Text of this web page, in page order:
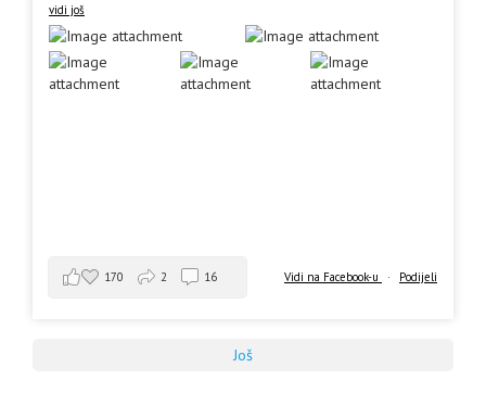
vidi još
Vidi na Facebook-u · Podijeli
170 2 16
Još